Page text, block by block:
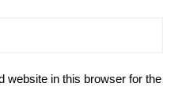
website in this browser for the